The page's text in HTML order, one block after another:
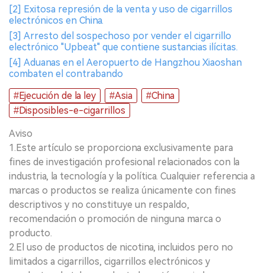
[2] Exitosa represión de la venta y uso de cigarrillos
electrónicos en China.
[3] Arresto del sospechoso por vender el cigarrillo
electrónico "Upbeat" que contiene sustancias ilícitas.
[4] Aduanas en el Aeropuerto de Hangzhou Xiaoshan
combaten el contrabando
#Ejecución de la ley
#Asia
#China
#Disposibles-e-cigarrillos
Aviso
1.Este artículo se proporciona exclusivamente para
fines de investigación profesional relacionados con la
industria, la tecnología y la política. Cualquier referencia a
marcas o productos se realiza únicamente con fines
descriptivos y no constituye un respaldo,
recomendación o promoción de ninguna marca o
producto.
2.El uso de productos de nicotina, incluidos pero no
limitados a cigarrillos, cigarrillos electrónicos y